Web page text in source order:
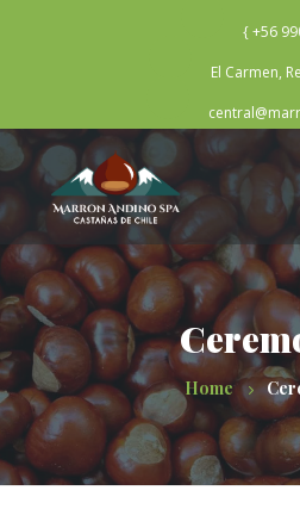
{ +56
El Carmen,
Home